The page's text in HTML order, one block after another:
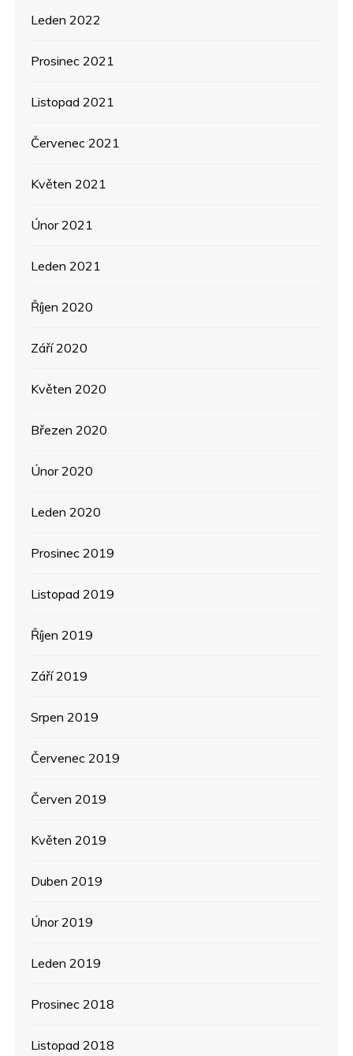
Leden 2022
Prosinec 2021
Listopad 2021
Červenec 2021
Květen 2021
Únor 2021
Leden 2021
Říjen 2020
Září 2020
Květen 2020
Březen 2020
Únor 2020
Leden 2020
Prosinec 2019
Listopad 2019
Říjen 2019
Září 2019
Srpen 2019
Červenec 2019
Červen 2019
Květen 2019
Duben 2019
Únor 2019
Leden 2019
Prosinec 2018
Listopad 2018